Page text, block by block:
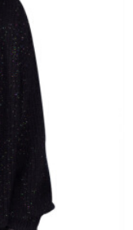
せせ女浅か其色L